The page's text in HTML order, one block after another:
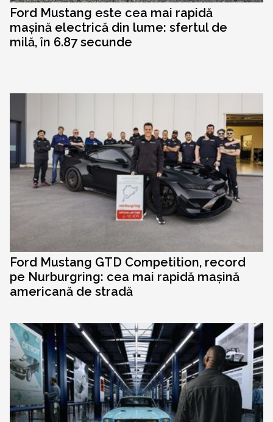
Ford Mustang este cea mai rapidă
mașină electrică din lume: sfertul de
milă, în 6.87 secunde
Ford Mustang GTD Competition, record
pe Nurburgring: cea mai rapidă mașină
americană de stradă